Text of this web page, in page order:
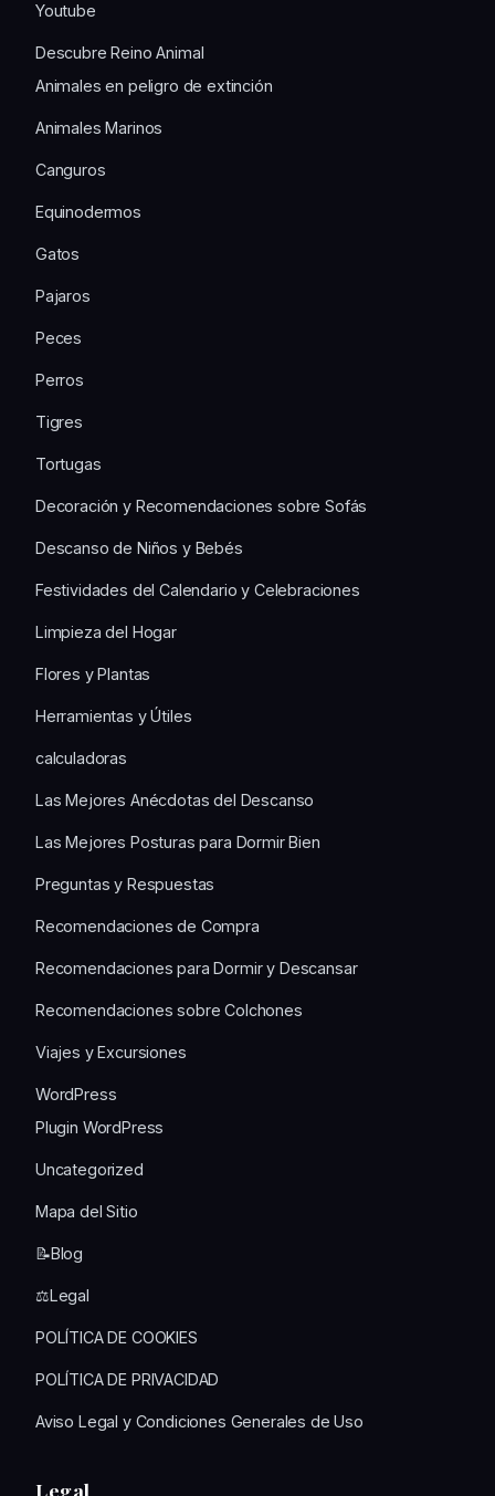
Youtube
Descubre Reino Animal
Animales en peligro de extinción
Animales Marinos
Canguros
Equinodermos
Gatos
Pajaros
Peces
Perros
Tigres
Tortugas
Decoración y Recomendaciones sobre Sofás
Descanso de Niños y Bebés
Festividades del Calendario y Celebraciones
Limpieza del Hogar
Flores y Plantas
Herramientas y Útiles
calculadoras
Las Mejores Anécdotas del Descanso
Las Mejores Posturas para Dormir Bien
Preguntas y Respuestas
Recomendaciones de Compra
Recomendaciones para Dormir y Descansar
Recomendaciones sobre Colchones
Viajes y Excursiones
WordPress
Plugin WordPress
Uncategorized
Mapa del Sitio
📝Blog
⚖️Legal
POLÍTICA DE COOKIES
POLÍTICA DE PRIVACIDAD
Aviso Legal y Condiciones Generales de Uso
Legal